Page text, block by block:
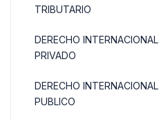
TRIBUTARIO
DERECHO INTERNACIONAL
PRIVADO
DERECHO INTERNACIONAL
PUBLICO